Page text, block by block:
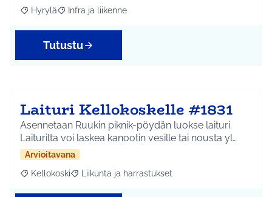
Rajaa tulokset aihepiirin mukaan: Hyrylä
Hyrylä Rajaa tulokset teeman mukaan: Infra ja liikenne
Infra ja liikenne
Tutustu
Laituri Kellokoskelle #1831
Asennetaan Ruukin piknik-pöydän luokse laituri.
Laiturilta voi laskea kanootin vesille tai nousta yl…
Arvioitavana
Rajaa tulokset aihepiirin mukaan: Kellokoski
Kellokoski Rajaa tulokset teeman mukaan: Liikunta ja
Liikunta ja harrastukset